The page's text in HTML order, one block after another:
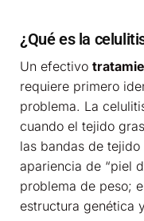
¿Qué es la
Un efectivo
requiere primero
problema. La
cuando el tejido
las bandas de
apariencia de “piel
problema de peso;
estructura genética